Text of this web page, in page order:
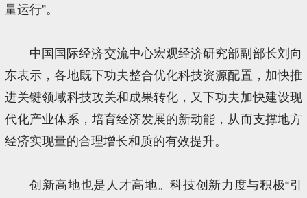
量运行”。
中国国际经济交流中心宏观经济研究部副部长刘向
东表示，各地既下功夫整合优化科技资源配置，加快推
进关键领域科技攻关和成果转化，又下功夫加快建设现
代化产业体系，培育经济发展的新动能，从而支撑地方
经济实现量的合理增长和质的有效提升。
创新高地也是人才高地。科技创新力度与积极“引